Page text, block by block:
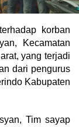
korban
Kecamatan
yang terjadi
dari pengurus
Kabupaten
Tim sayap